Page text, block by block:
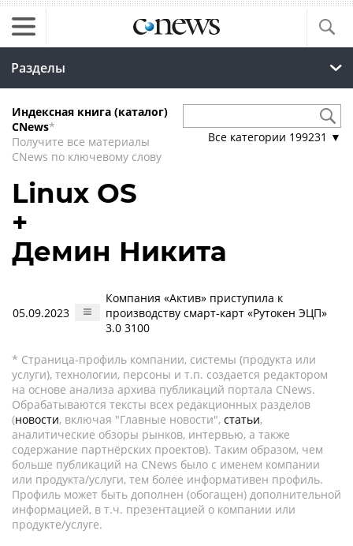
Разделы
Индексная книга (каталог)
CNews*
Получите все материалы
CNews по ключевому слову
Все категории 199231 ▼
Linux OS
+
Демин Никита
05.09.2023
Компания «Актив» приступила к
производству смарт-карт «Рутокен ЭЦП»
3.0 3100
* Страница-профиль компании, системы (продукта или
услуги), технологии, персоны и т.п. создается редактором
на основе анализа архива публикаций портала CNews.
Обрабатываются тексты всех редакционных разделов
(новости, включая "Главные новости", статьи,
аналитические обзоры рынков, интервью, а также
содержание партнёрских проектов). Таким образом, чем
больше публикаций на CNews было с именем компании
или продукта/услуги, тем более информативен профиль.
Профиль может быть дополнен (обогащен) дополнительной
информацией, в т.ч. презентацией о компании или
продукте/услуге.